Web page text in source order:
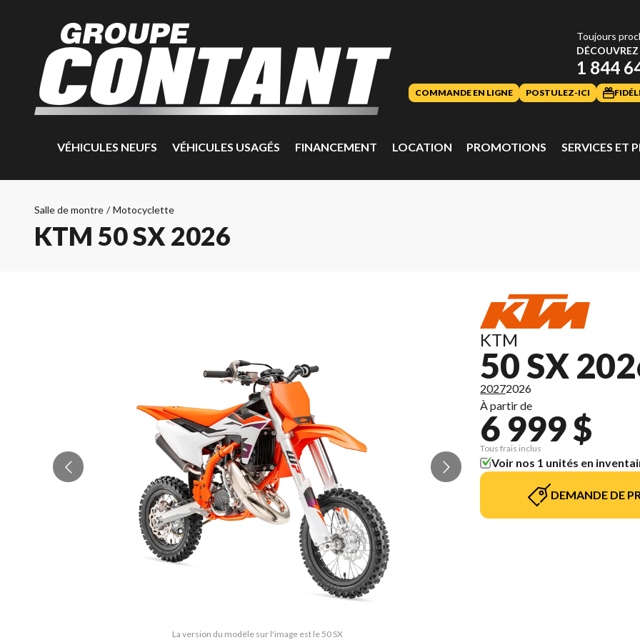
Toujours
1 844
COMMANDE EN LIGNE POSTULEZ-ICI
VÉHICULES NEUFS VÉHICULES USAGÉS FINANCEMENT LOCATION PROMOTIONS SERVICES ET
Salle de montre / Motocyclette
KTM 50 SX 2026
La version du modèle sur l'image est le 50 SX
KTM
50 SX
20272026
À partir de
6 999 $
Tous frais inclus
Voir nos 1 unités en
DEMANDE DE